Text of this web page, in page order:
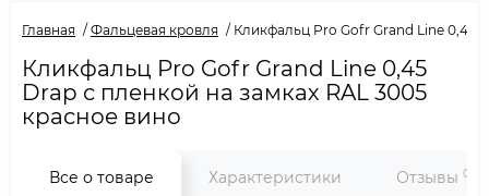
Главная Фальцевая кровля Кликфальц Pro Gofr Grand Line 0,45
Кликфальц Pro Gofr Grand Line 0,45
Drap с пленкой на замках RAL 3005
красное вино
Все о товаре Характеристики Отзывы 0